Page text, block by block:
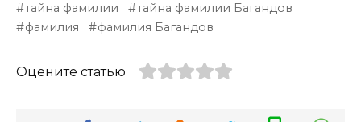
тайна фамилии
тайна фамилии Багандов
фамилия
фамилия Багандов
Оцените статью